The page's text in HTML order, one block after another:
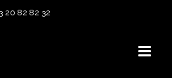
20 82 82 32